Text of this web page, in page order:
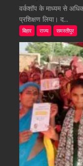
वर्कशॉप के माध्यम से
प्रशिक्षण लिया। द...
बिहार राज्य समस्तीपुर